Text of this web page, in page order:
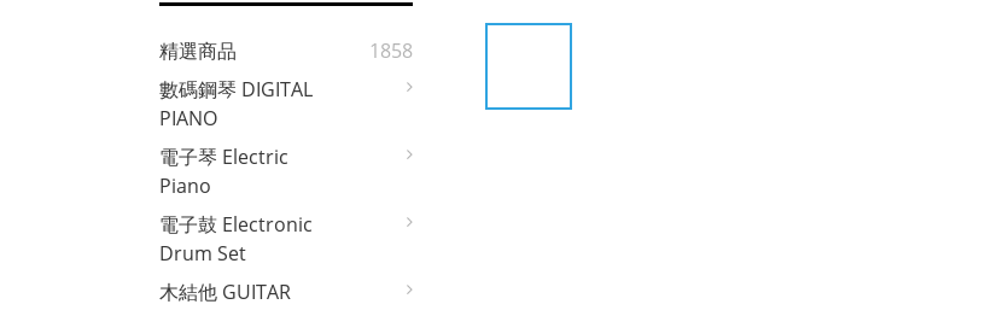
精選商品
1858
數碼鋼琴 DIGITAL
PIANO
電子琴 Electric
Piano
電子鼓 Electronic
Drum Set
木結他 GUITAR